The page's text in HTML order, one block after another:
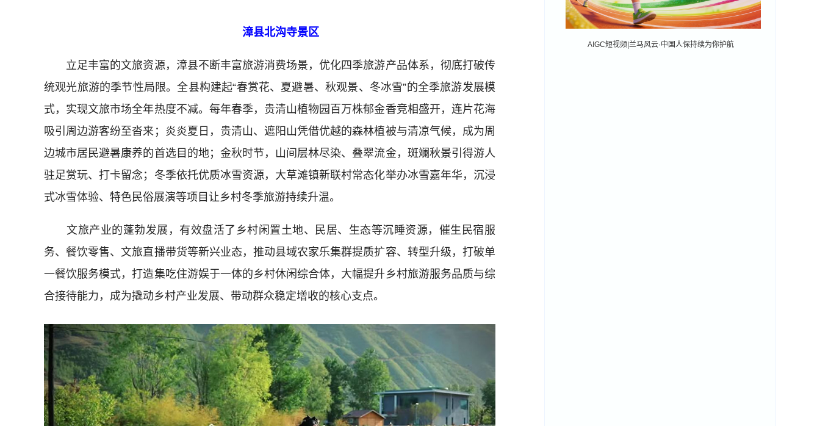
漳县北沟寺景区
立足丰富的文旅资源，漳县不断丰富旅游消费场景，优化四季旅游产品体系，彻底打破传
统观光旅游的季节性局限。全县构建起“春赏花、夏避暑、秋观景、冬冰雪”的全季旅游发展模
式，实现文旅市场全年热度不减。每年春季，贵清山植物园百万株郁金香竞相盛开，连片花海
吸引周边游客纷至沓来；炎炎夏日，贵清山、遮阳山凭借优越的森林植被与清凉气候，成为周
边城市居民避暑康养的首选目的地；金秋时节，山间层林尽染、叠翠流金，斑斓秋景引得游人
驻足赏玩、打卡留念；冬季依托优质冰雪资源，大草滩镇新联村常态化举办冰雪嘉年华，沉浸
式冰雪体验、特色民俗展演等项目让乡村冬季旅游持续升温。
文旅产业的蓬勃发展，有效盘活了乡村闲置土地、民居、生态等沉睡资源，催生民宿服
务、餐饮零售、文旅直播带货等新兴业态，推动县域农家乐集群提质扩容、转型升级，打破单
一餐饮服务模式，打造集吃住游娱于一体的乡村休闲综合体，大幅提升乡村旅游服务品质与综
合接待能力，成为撬动乡村产业发展、带动群众稳定增收的核心支点。
AIGC短视频|兰马风云·中国人保持续为你护航